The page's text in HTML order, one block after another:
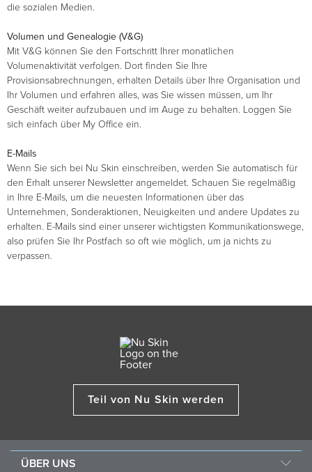
die sozialen Medien.
Volumen und Genealogie (V&G)
Mit V&G können Sie den Fortschritt Ihrer monatlichen
Volumenaktivität verfolgen. Dort finden Sie Ihre
Provisionsabrechnungen, erhalten Details über Ihre Organisation und
Ihr Volumen und erfahren alles, was Sie wissen müssen, um Ihr
Geschäft weiter aufzubauen und im Auge zu behalten. Loggen Sie
sich einfach über My Office ein.
E-Mails
Wenn Sie sich bei Nu Skin einschreiben, werden Sie automatisch für
den Erhalt unserer Newsletter angemeldet. Schauen Sie regelmäßig
in Ihre E-Mails, um die neuesten Informationen über das
Unternehmen, Sonderaktionen, Neuigkeiten und andere Updates zu
erhalten. E-Mails sind einer unserer wichtigsten Kommunikationswege,
also prüfen Sie Ihr Postfach so oft wie möglich, um ja nichts zu
verpassen.
Teil von Nu Skin werden
ÜBER UNS